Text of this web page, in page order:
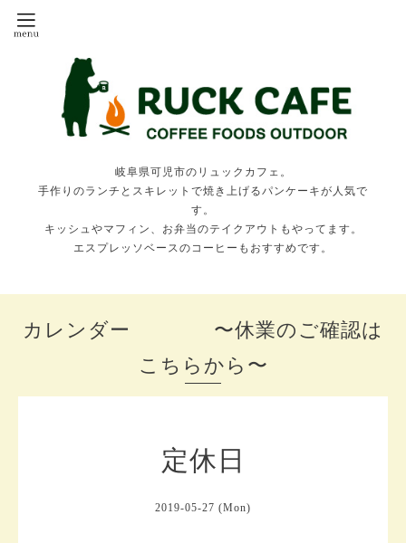
岐阜県可児市のリュックカフェ。
手作りのランチとスキレットで焼き上げるパンケーキが人気で
す。
キッシュやマフィン、お弁当のテイクアウトもやってます。
エスプレッソベースのコーヒーもおすすめです。
カレンダー 〜休業のご確認は
こちらから〜
定休日
2019-05-27 (Mon)